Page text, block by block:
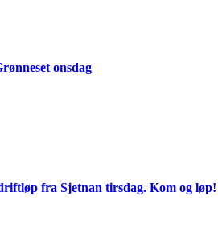
onsdag
fra Sjetnan tirsdag. Kom og løp!